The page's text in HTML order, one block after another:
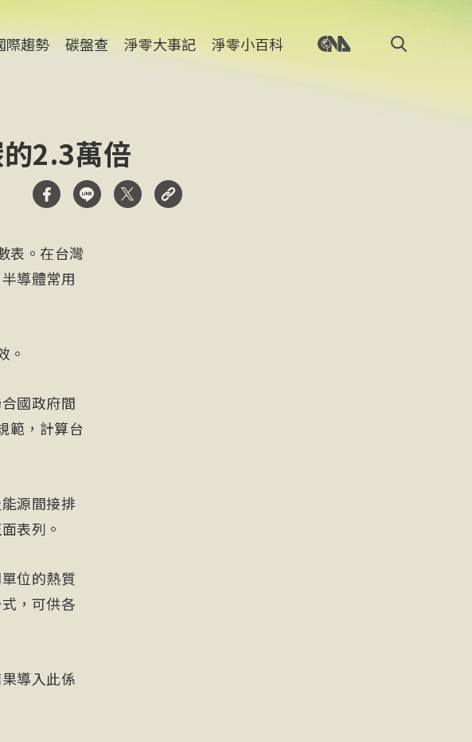
際趨勢 碳盤查 淨零大事記 淨零小百科
2.3萬倍
表。在台灣
導體常用
。
國政府間
範，計算台
源間接排
表列。
位的熱質
，可供各
導入此係